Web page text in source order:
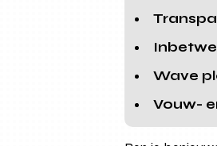
Wave
Vouw-